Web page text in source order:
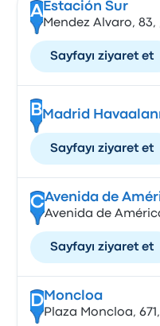
A Estación Sur
Mendez Alvaro,
Sayfayı ziyaret et
BMadrid
Sayfayı ziyaret et
CAvenida de
Avenida de
Sayfayı ziyaret et
DMoncloa
Plaza Moncloa,